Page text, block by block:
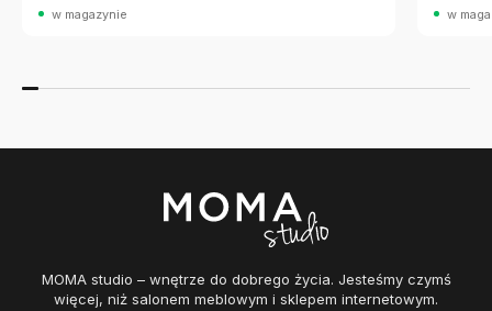
w magazynie w
MOMA studio – wnętrze do dobrego życia. Jesteśmy czymś
więcej, niż salonem meblowym i sklepem internetowym.